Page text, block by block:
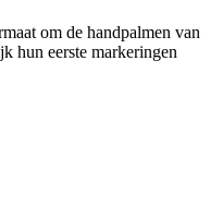
om de handpalmen van
hun eerste markeringen